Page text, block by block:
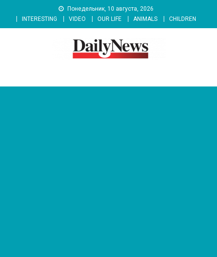
content
Понедельник, 10 августа, 2026
INTERESTING
VIDEO OUR LIFE ANIMALS CHILDREN